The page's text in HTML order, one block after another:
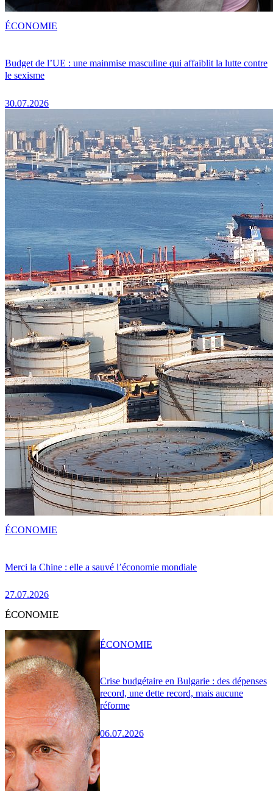
Budget de l’UE : une mainmise masculine qui affaiblit la lutte contre
le sexisme
30.07.2026
ÉCONOMIE
Merci la Chine : elle a sauvé l’économie mondiale
27.07.2026
ÉCONOMIE
ÉCONOMIE
Crise budgétaire en Bulgarie : des dépenses
record, une dette record, mais aucune
réforme
06.07.2026
ÉCONOMIE